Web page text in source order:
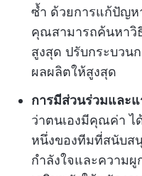
ซ้ำ ด้วยการแก้ปัญ
คุณสามารถค้นหาวิ
สูงสุด ปรับกระบวน
ผลผลิตให้สูงสุด
การมีส่วนร่วมและ
ว่าตนเองมีคุณค่า ไ
หนึ่งของทีมที่สนับส
กำลังใจและความ